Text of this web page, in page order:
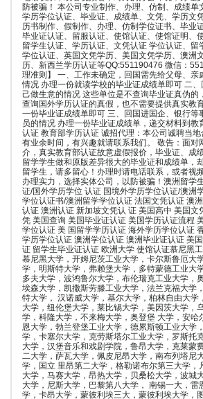
防被骗！ 本公司专业制作、办理、仿制、成绩单
学历学位认证、毕业证、成绩单、文凭、学历文
历书制作、假制作、办理、仿制学位证书、毕业
毕业证认证、留服认证、使馆认证、使馆证明、
留学生认证、学历认证、文凭认证 学位认证、留
学位认证、英国文凭学历、美国文凭学历、澳洲
历、新西兰学历认证等QQ:551190476 微信：
理准则】 一、工作未确定，回国需先给父母、亲
情况 办理一份就读学校的毕业证成绩单即可 二
己做生意的情况 这些单位是不查询毕业证真伪的
查询国外学历认证的真假，也不需要提供真实教
一份毕业证成绩单即可 三、回国进国企、银行等
员的情况 办理一份毕业证成绩单，递交材料到教
认证 教育部学历认证 诚招代理：本公司诚聘当
有业余时间，有兴趣就请联系我们。 敬告：面对
介，真实教育部认证故意虚假报价，毕业证、成
留学学生做和原版差异很大的毕业证和成绩单，
留学生，请多留心！办理时请电话联系，或者视
办理实力，选择实体公司，以防被骗！澳洲留学
证/国外学历学位 认证 国境外学历学位认证/澳洲
学位认证书/澳洲留学学位认证 法国文凭认证 澳
认证 澳洲认证 新加坡文凭认 证 美国高中 美国文
凭 美国查询 美国毕业证认证 美国学历认证流程
学位认证 美 国留学学历认证 海外学历学位认证
学历学位认证 澳洲学位认证 澳洲毕业证认证 美
证 留学生毕业证认证 欧洲大学 使馆认证慕尼黑
慕尼黑大学，开姆尼茨工业大学，卡尔斯鲁厄大
学，明斯特大学，弗赖堡大学，多特蒙德工业大
多夫大学，波鸿鲁尔大学，布伦瑞克工业大学，
埃森大学，凯撒斯劳滕工业大学，法兰克福大学
特大学， 汉诺威大学，基尔大学，柏林自由大学
大学，纽伦堡大学，莱比锡大学，美因茨大学，
学，科隆大学，不来梅大学，奥登堡 大学，安哈
恩大学，勃兰登堡工业大学，德累斯顿工业大学
学，卡塞尔大学，克劳斯塔尔工业大学，罗斯托
大学，汉堡音乐和戏剧学院，鲁昂大学，克莱蒙
二大学，萨瓦大学，佩皮尼昂大学，南布列塔尼
学，国立 里昂第二大学，格勒诺布尔第三大学，
大学，马赛大学，昂热大学，贝桑松大学，波城
大学，尼斯大学，巴黎第八大学， 南锡一大，雷
学，卡昂大学，蒙彼利埃三大，蒙彼利埃大学，